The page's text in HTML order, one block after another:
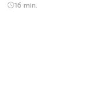
16 min.